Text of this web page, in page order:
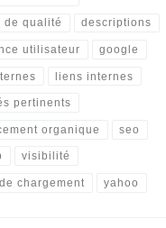
de qualité descriptions
utilisateur google
liens internes
pertinents
organique seo
visibilité
chargement yahoo